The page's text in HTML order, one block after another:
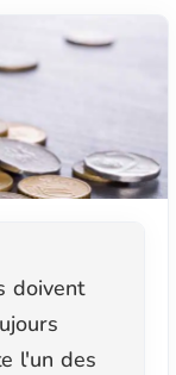
doivent
l'un des